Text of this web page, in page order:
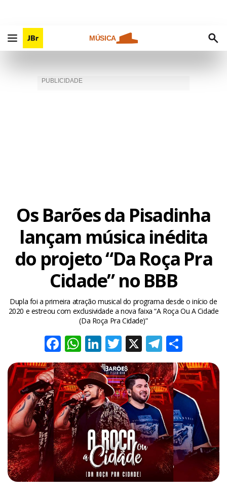
MÚSICA
Os Barões da Pisadinha
lançam música inédita
do projeto “Da Roça Pra
Cidade” no BBB
Dupla foi a primeira atração musical do programa desde o início de
2020 e estreou com exclusividade a nova faixa “A Roça Ou A Cidade
(Da Roça Pra Cidade)”
Facebook
WhatsApp
LinkedIn
Twitter
X